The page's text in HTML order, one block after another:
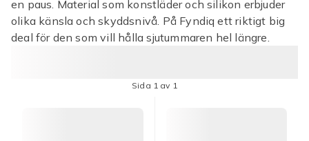
en paus. Material som konstläder och silikon erbjuder
olika känsla och skyddsnivå. På Fyndiq ett riktigt big
deal för den som vill hålla sjutummaren hel längre.
Sida 1 av 1